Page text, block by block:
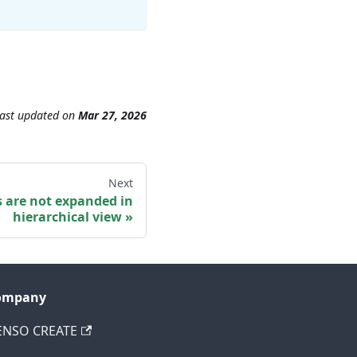
updatedon Mar 27, 2026
Next
are not expanded in
hierarchical view
CREATE